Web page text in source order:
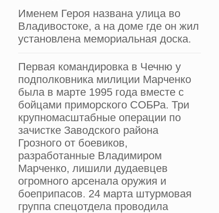
Именем Героя названа улица во
Владивостоке, а на доме где он жил
установлена мемориальная доска.
Первая командировка в Чечню у
подполковника милиции Марченко
была в марте 1995 года вместе с
бойцами приморского СОБРа. Три
крупномасштабные операции по
зачистке Заводского района
Грозного от боевиков,
разработанные Владимиром
Марченко, лишили дудаевцев
огромного арсенала оружия и
боеприпасов. 24 марта штурмовая
группа спецотдела проводила